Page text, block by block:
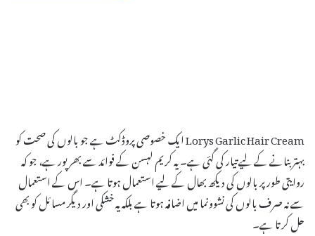
Lorys Garlic Hair Cream ایک خصوصی پروڈکٹ ہے جو بالوں کی صحت کو
بہتر بنانے کے لیے تیار کی گئی ہے۔ یہ کریم لہسن کے فوائد سے بھرپور ہے، جو کہ
روایتی طور پر بالوں کی دیکھ بھال کے لیے استعمال ہوتا ہے۔ اس کے استعمال
سے نہ صرف بالوں کی نشوونما میں اضافہ ہوتا ہے بلکہ یہ خشکی اور دیگر مسائل کو بھی
حل کرتا ہے۔